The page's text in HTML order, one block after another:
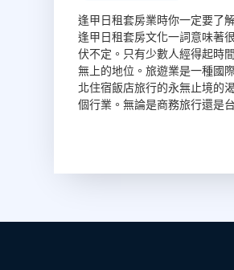
逢甲日租套房業時你一定要了
逢甲日租套房文化一詞意味著
伏不定。只有少數人經得起時
無上的地位。旅遊業是一種國
北住宿飯店旅行的永無止境的
個行業。無論是商務旅行還是